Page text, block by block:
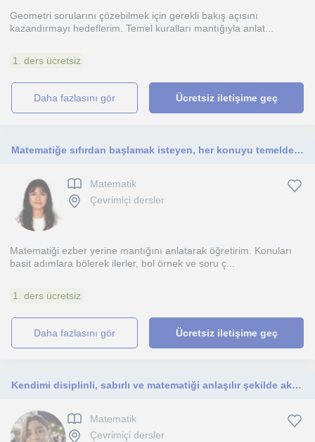
Geometri sorularını çözebilmek için gerekli bakış açısını
kazandırmayı hedeflerim. Temel kuralları mantığıyla anlat...
1. ders ücretsiz
daha fazlasını gör Ücretsiz iletişime geç
Matematiğe sıfırdan başlamak isteyen, her konuyu temelden anlamak isteyenler için uygun bir eğitim
Matematik
Çevrimiçi dersler
Matematiği ezber yerine mantığını anlatarak öğretirim. Konuları
basit adımlara bölerek ilerler, bol örnek ve soru ç...
1. ders ücretsiz
daha fazlasını gör Ücretsiz iletişime geç
Kendimi disiplinli, sabırlı ve matematiği anlaşılır şekilde aktarmaya odaklanan biri olarak tanımlıyorum.
Matematik
Çevrimiçi dersler